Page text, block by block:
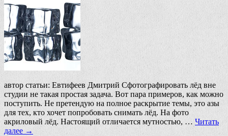
автор статьи: Евтифеев Дмитрий Сфотографировать лёд вне
студии не такая простая задача. Вот пара примеров, как можно
поступить. Не претендую на полное раскрытие темы, это азы
для тех, кто хочет попробовать снимать лёд. На фото
акриловый лёд. Настоящий отличается мутностью, … Читать
далее →